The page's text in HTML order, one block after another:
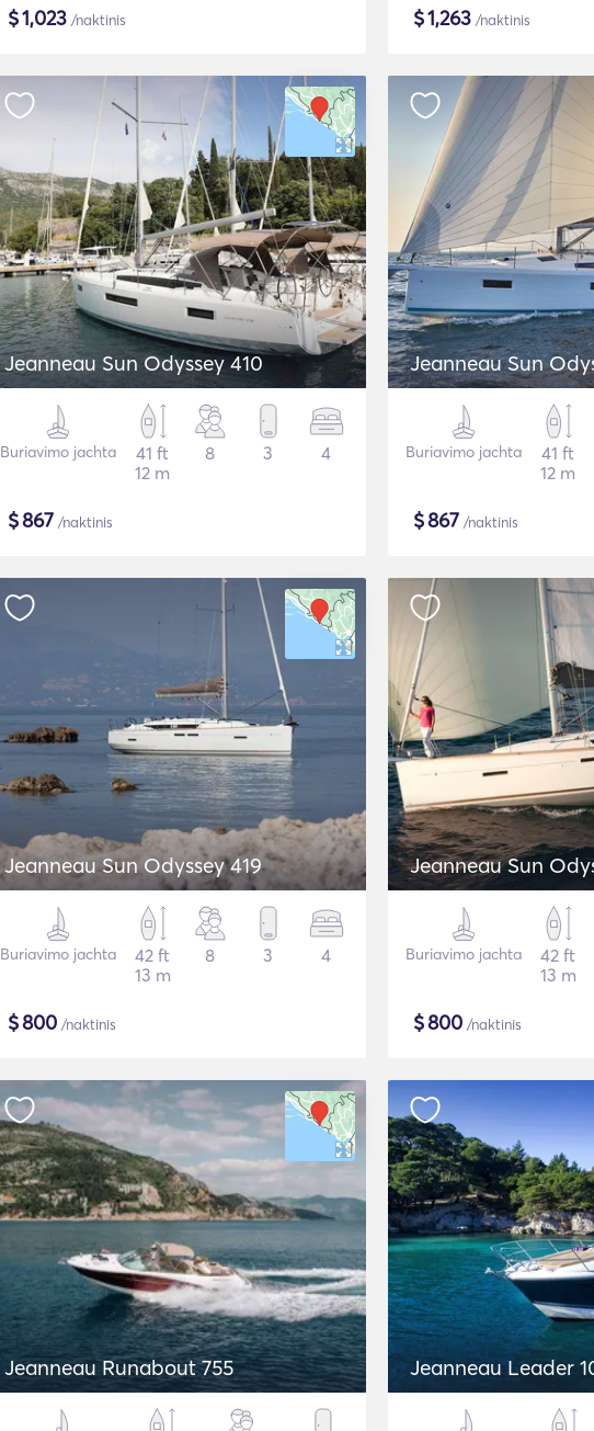
$1,023 /naktinis $1,263 /naktinis
Jeanneau Sun Odyssey 410
Buriavimo jachta
41 ft
12 m
8 3 4
$867 /naktinis
Jeanneau Sun
Buriavimo jachta
41 ft
12 m
$867 /naktinis
Jeanneau Sun Odyssey 419
Buriavimo jachta
42 ft
13 m
8 3 4
$800 /naktinis
Jeanneau Sun
Buriavimo jachta
42 ft
13 m
$800 /naktinis
Jeanneau Runabout 755 Jeanneau Leader